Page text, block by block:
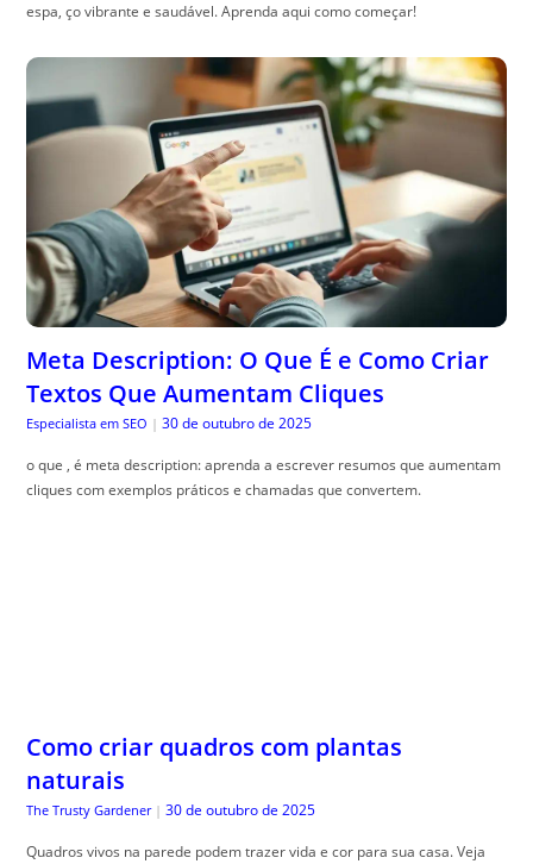
espa, ço vibrante e saudável. Aprenda aqui como começar!
Meta Description: O Que É e Como Criar
Textos Que Aumentam Cliques
Especialista em SEO | 30 de outubro de 2025
o que , é meta description: aprenda a escrever resumos que aumentam
cliques com exemplos práticos e chamadas que convertem.
Como criar quadros com plantas
naturais
The Trusty Gardener | 30 de outubro de 2025
Quadros vivos na parede podem trazer vida e cor para sua casa. Veja